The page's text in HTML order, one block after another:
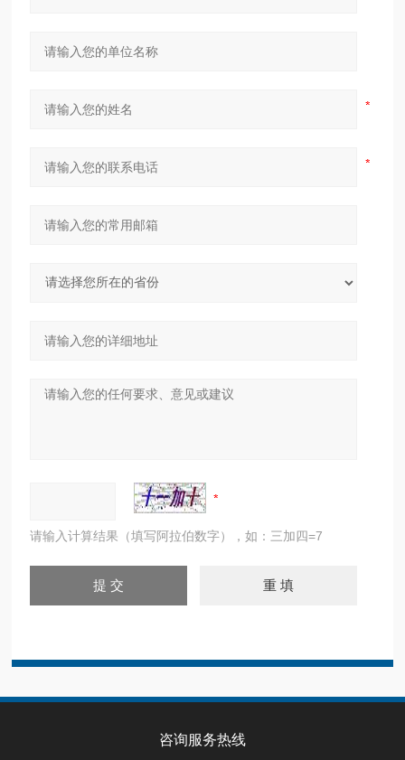
请输入计算结果（填写阿拉伯数字），如：三加四=7
咨询服务热线